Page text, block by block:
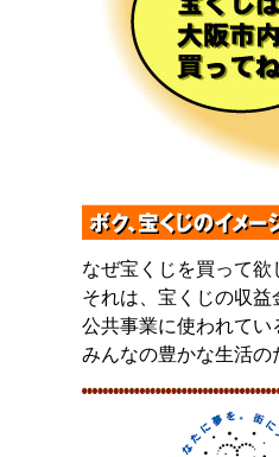
なぜ宝くじを買って欲
それは、宝くじの収
公共事業に使われてい
みんなの豊かな生活